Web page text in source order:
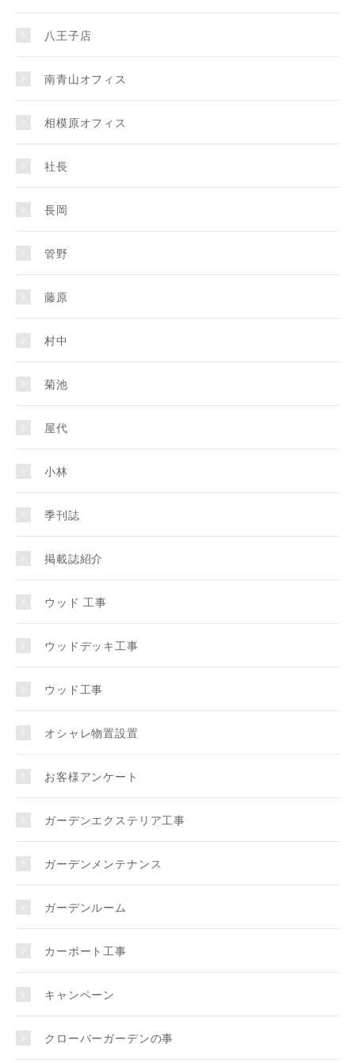
八王子店
南青山オフィス
相模原オフィス
社長
長岡
管野
藤原
村中
菊池
屋代
小林
季刊誌
掲載誌紹介
ウッド 工事
ウッドデッキ工事
ウッド工事
オシャレ物置設置
お客様アンケート
ガーデンエクステリア工事
ガーデンメンテナンス
ガーデンルーム
カーポート工事
キャンペーン
クローバーガーデンの事